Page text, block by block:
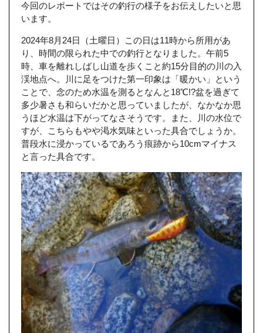
今回のレポートではその釣行の様子をお伝えしたいと思
います。
2024年8月24日（土曜日）この日は11時から所用があ
り、時間の限られた中での釣行となりました。午前5
時、車を離れしばし山道を歩くこと約15分目的の川の入
渓地点へ。川に足をつけた第一印象は「暖かい」という
ことで、念のため水温を測るとなんと18℃!?盆を過ぎて
多少暑さも和らいだかと思っていましたが、なかなか思
うほど水温は下がってなさそうです。また、川の水位で
すが、こちらもやや渇水気味といった具合でしょうか。
普段水に浸かっているであろう痕跡から10cmマイナス
と言った具合です。